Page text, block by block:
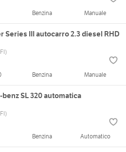
Benzina Manuale
Series III autocarro 2.3 diesel RHD
Benzina Manuale
SL 320 automatica
Benzina Automatico